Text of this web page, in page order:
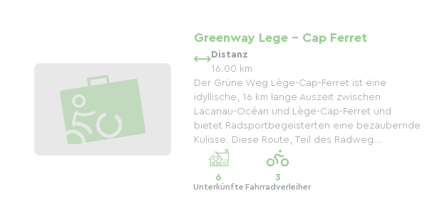
Greenway Lege - Cap Ferret
Distanz
16.00 km
Der Grüne Weg Lège-Cap-Ferret ist eine
idyllische, 16 km lange Auszeit zwischen
Lacanau-Océan und Lège-Cap-Ferret und
bietet Radsportbegeisterten eine bezaubernde
Kulisse. Diese Route, Teil des Radweg...
6
Unterkünfte
3
Fahrradverleiher